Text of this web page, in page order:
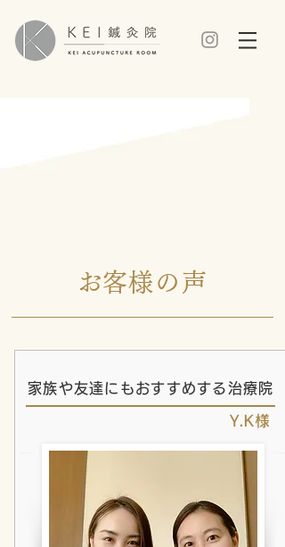
​お客様の声​
家族や友達にもおすすめする治療院
Y.K様